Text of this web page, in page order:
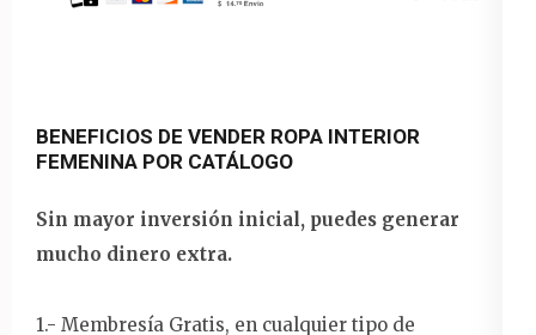
BENEFICIOS DE VENDER ROPA INTERIOR
FEMENINA POR CATÁLOGO
Sin mayor inversión inicial, puedes generar
mucho dinero extra.
1.- Membresía Gratis, en cualquier tipo de